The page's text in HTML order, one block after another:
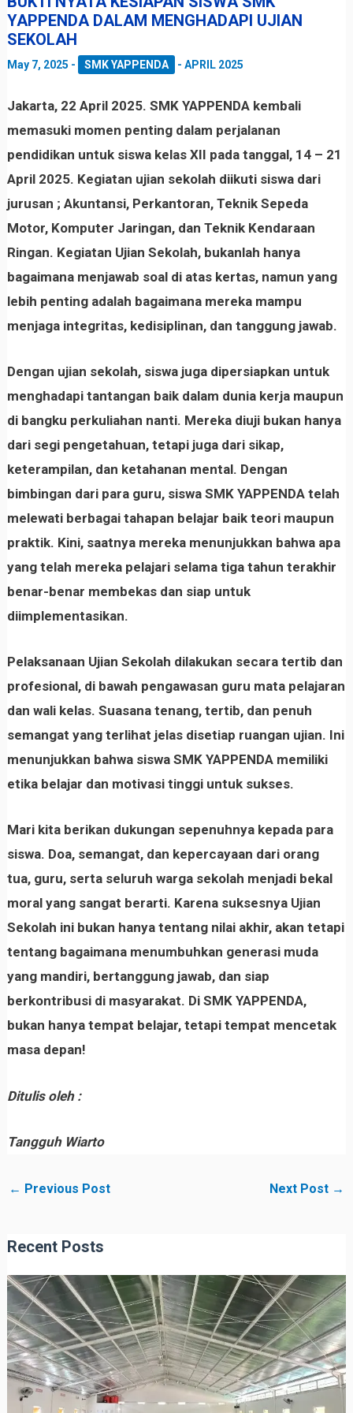
YAPPENDA DALAM MENGHADAPI UJIAN
SEKOLAH
May 7, 2025 - SMK YAPPENDA -APRIL 2025
Jakarta, 22 April 2025. SMK YAPPENDA kembali
memasuki momen penting dalam perjalanan
pendidikan untuk siswa kelas XII pada tanggal, 14 – 21
April 2025. Kegiatan ujian sekolah diikuti siswa dari
jurusan ; Akuntansi, Perkantoran, Teknik Sepeda
Motor, Komputer Jaringan, dan Teknik Kendaraan
Ringan. Kegiatan Ujian Sekolah, bukanlah hanya
bagaimana menjawab soal di atas kertas, namun yang
lebih penting adalah bagaimana mereka mampu
menjaga integritas, kedisiplinan, dan tanggung jawab.
Dengan ujian sekolah, siswa juga dipersiapkan untuk
menghadapi tantangan baik dalam dunia kerja maupun
di bangku perkuliahan nanti. Mereka diuji bukan hanya
dari segi pengetahuan, tetapi juga dari sikap,
keterampilan, dan ketahanan mental. Dengan
bimbingan dari para guru, siswa SMK YAPPENDA telah
melewati berbagai tahapan belajar baik teori maupun
praktik. Kini, saatnya mereka menunjukkan bahwa apa
yang telah mereka pelajari selama tiga tahun terakhir
benar-benar membekas dan siap untuk
diimplementasikan.
Pelaksanaan Ujian Sekolah dilakukan secara tertib dan
profesional, di bawah pengawasan guru mata pelajaran
dan wali kelas. Suasana tenang, tertib, dan penuh
semangat yang terlihat jelas disetiap ruangan ujian. Ini
menunjukkan bahwa siswa SMK YAPPENDA memiliki
etika belajar dan motivasi tinggi untuk sukses.
Mari kita berikan dukungan sepenuhnya kepada para
siswa. Doa, semangat, dan kepercayaan dari orang
tua, guru, serta seluruh warga sekolah menjadi bekal
moral yang sangat berarti. Karena suksesnya Ujian
Sekolah ini bukan hanya tentang nilai akhir, akan tetapi
tentang bagaimana menumbuhkan generasi muda
yang mandiri, bertanggung jawab, dan siap
berkontribusi di masyarakat. Di SMK YAPPENDA,
bukan hanya tempat belajar, tetapi tempat mencetak
masa depan!
Ditulis oleh :
Tangguh Wiarto
← Previous Post Next Post →
Recent Posts